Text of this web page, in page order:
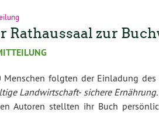
Rathaussaal zur
Menschen folgten der Einladung
Landwirtschaft- sichere
Autoren stellten ihr Buch